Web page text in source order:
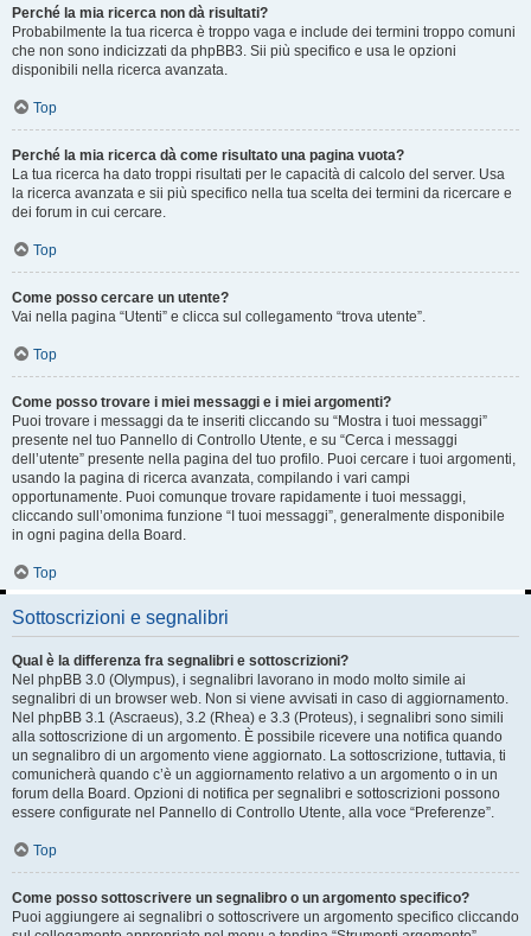
Perché la mia ricerca non dà risultati?
Probabilmente la tua ricerca è troppo vaga e include dei termini troppo comuni
che non sono indicizzati da phpBB3. Sii più specifico e usa le opzioni
disponibili nella ricerca avanzata.
Top
Perché la mia ricerca dà come risultato una pagina vuota?
La tua ricerca ha dato troppi risultati per le capacità di calcolo del server. Usa
la ricerca avanzata e sii più specifico nella tua scelta dei termini da ricercare e
dei forum in cui cercare.
Top
Come posso cercare un utente?
Vai nella pagina “Utenti” e clicca sul collegamento “trova utente”.
Top
Come posso trovare i miei messaggi e i miei argomenti?
Puoi trovare i messaggi da te inseriti cliccando su “Mostra i tuoi messaggi”
presente nel tuo Pannello di Controllo Utente, e su “Cerca i messaggi
dell’utente” presente nella pagina del tuo profilo. Puoi cercare i tuoi argomenti,
usando la pagina di ricerca avanzata, compilando i vari campi
opportunamente. Puoi comunque trovare rapidamente i tuoi messaggi,
cliccando sull’omonima funzione “I tuoi messaggi”, generalmente disponibile
in ogni pagina della Board.
Top
Sottoscrizioni e segnalibri
Qual è la differenza fra segnalibri e sottoscrizioni?
Nel phpBB 3.0 (Olympus), i segnalibri lavorano in modo molto simile ai
segnalibri di un browser web. Non si viene avvisati in caso di aggiornamento.
Nel phpBB 3.1 (Ascraeus), 3.2 (Rhea) e 3.3 (Proteus), i segnalibri sono simili
alla sottoscrizione di un argomento. È possibile ricevere una notifica quando
un segnalibro di un argomento viene aggiornato. La sottoscrizione, tuttavia, ti
comunicherà quando c’è un aggiornamento relativo a un argomento o in un
forum della Board. Opzioni di notifica per segnalibri e sottoscrizioni possono
essere configurate nel Pannello di Controllo Utente, alla voce “Preferenze”.
Top
Come posso sottoscrivere un segnalibro o un argomento specifico?
Puoi aggiungere ai segnalibri o sottoscrivere un argomento specifico cliccando